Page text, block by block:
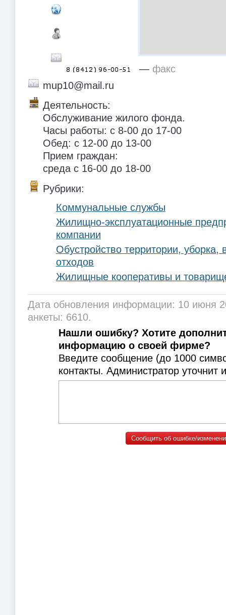
— факс
mup10@mail.ru
Деятельность:
Обслуживание жилого фонда.
Часы работы: с 8-00 до 17-00
Обед: с 12-00 до 13-00
Прием граждан:
среда с 16-00 до 18-00
Рубрики:
Коммунальные службы
Жилищно-эксплуатационные
компании
Обустройство территории, уборка,
отходов
Жилищные кооперативы и
Дата обновления информации: 10 июня
анкеты: 6610.
Нашли ошибку? Хотите
информацию о своей фирме?
Введите сообщение (до 1000
контакты. Администратор